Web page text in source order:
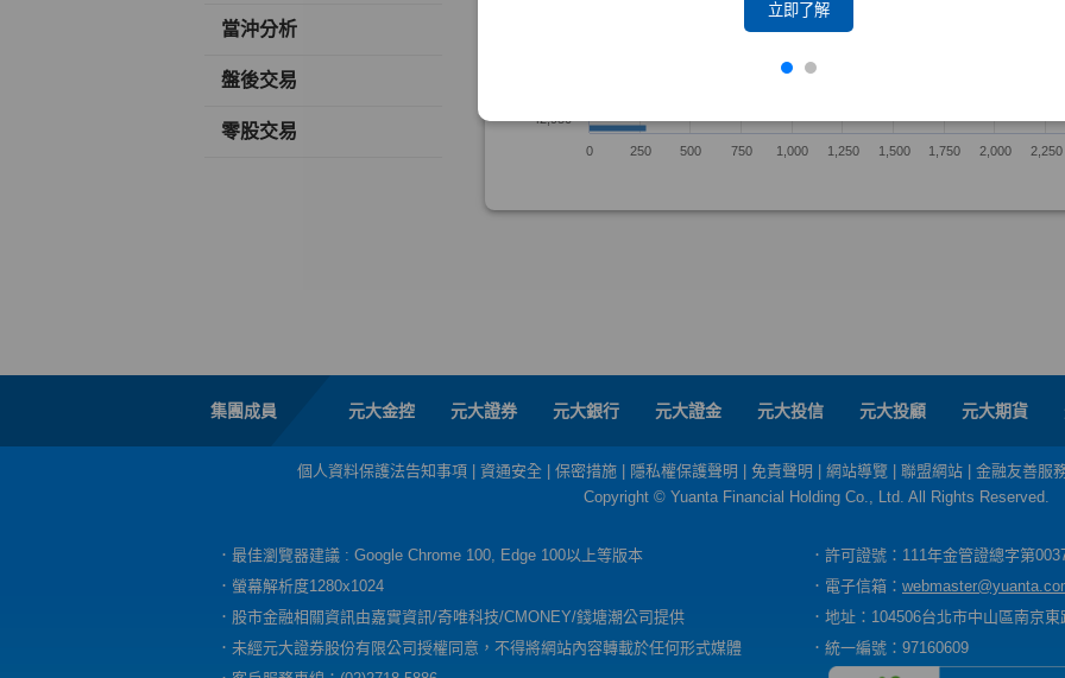
立即了解
當沖分析
盤後交易
零股交易
集團成員 元大金控 元大證券 元大銀行 元大證金 元大投信 元大投顧 元大期貨
個人資料保護法告知事項 資通安全 保密措施 隱私權保護聲明 免責聲明 網站導覽 聯盟網站
金融友善服
Copyright © Yuanta Financial Holding Co., Ltd. All Rights Reserved.
．最佳瀏覽器建議 : Google Chrome 100, Edge 100以上等版本
．許可證號：111年金管證總字第
．螢幕解析度1280x1024
．電子信箱：
．股市金融相關資訊由嘉實資訊/奇唯科技/CMONEY/錢塘潮公司提供
．地址：104506台北市中山區南京
．未經元大證券股份有限公司授權同意，不得將網站內容轉載於任何形式媒體
．統一編號：97160609